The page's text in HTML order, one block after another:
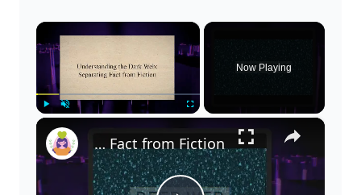
×
Now Playing
×
Understanding the Dark Web: Separating Fact from Fiction